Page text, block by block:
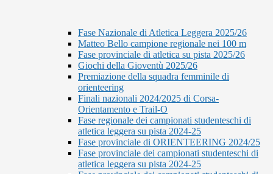
Fase Nazionale di Atletica Leggera 2025/26
Matteo Bello campione regionale nei 100 m
Fase provinciale di atletica su pista 2025/26
Giochi della Gioventù 2025/26
Premiazione della squadra femminile di
orienteering
Finali nazionali 2024/2025 di Corsa-
Orientamento e Trail-O
Fase regionale dei campionati studenteschi di
atletica leggera su pista 2024-25
Fase provinciale di ORIENTEERING 2024/25
Fase provinciale dei campionati studenteschi di
atletica leggera su pista 2024-25